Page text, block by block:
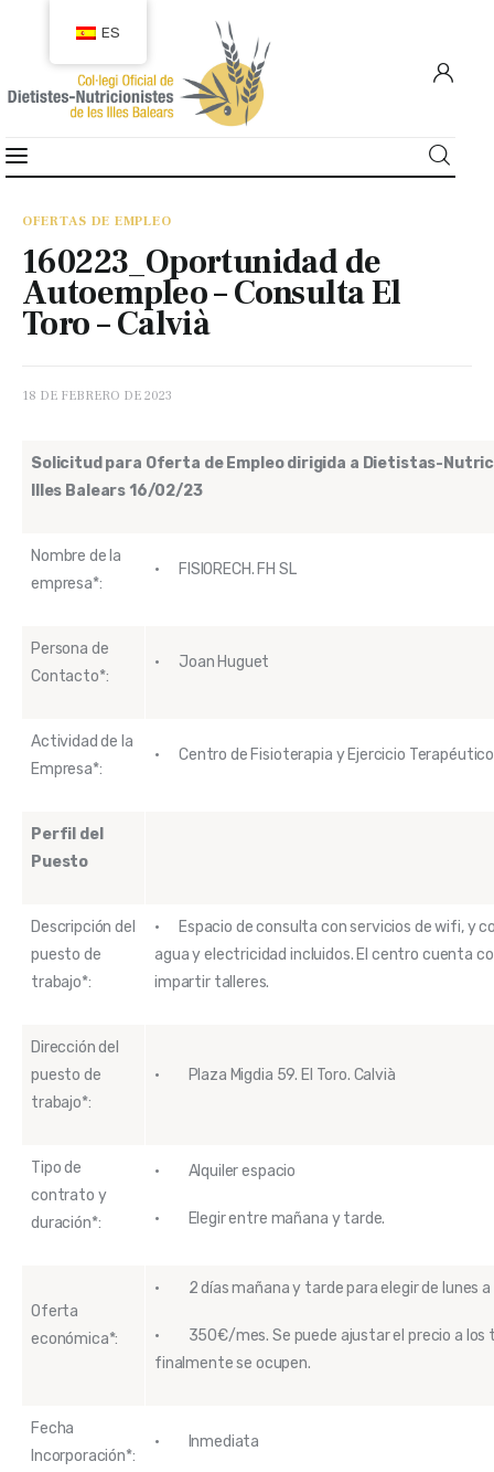
COLEGIADOS
EMPLEO
CIUDADANÍA
OFERTAS DE EMPLEO
160223_Oportunidad de
Autoempleo – Consulta El
Toro – Calvià
18 DE FEBRERO DE 2023
Solicitud para Oferta de Empleo dirigida a Dietistas-
Illes Balears 16/02/23
Nombre de la
empresa*:
· FISIORECH. FH SL
Persona de
Contacto*:
· Joan Huguet
Actividad de la
Empresa*:
· Centro de Fisioterapia y Ejercicio Terapéutico
Perfil del
Puesto
Descripción del
puesto de
trabajo*:
· Espacio de consulta con servicios de wifi, y
agua y electricidad incluidos. El centro cuenta
impartir talleres.
Dirección del
puesto de
trabajo*:
· Plaza Migdia 59. El Toro. Calvià
Tipo de
contrato y
duración*:
· Alquiler espacio
· Elegir entre mañana y tarde.
Oferta
económica*:
· 2 días mañana y tarde para elegir de lunes a
· 350€/mes. Se puede ajustar el precio a los
finalmente se ocupen.
Fecha
Incorporación*:
· Inmediata
ES